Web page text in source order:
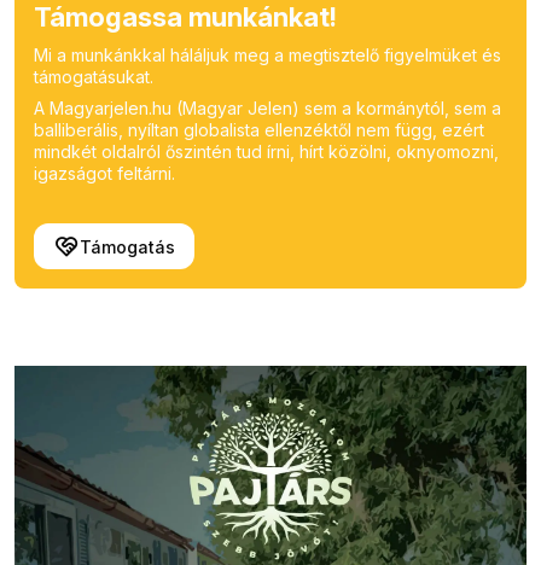
Támogassa munkánkat!
Mi a munkánkkal háláljuk meg a megtisztelő figyelmüket és
támogatásukat.
A Magyarjelen.hu (Magyar Jelen) sem a kormánytól, sem a
balliberális, nyíltan globalista ellenzéktől nem függ, ezért
mindkét oldalról őszintén tud írni, hírt közölni, oknyomozni,
igazságot feltárni.
Támogatás